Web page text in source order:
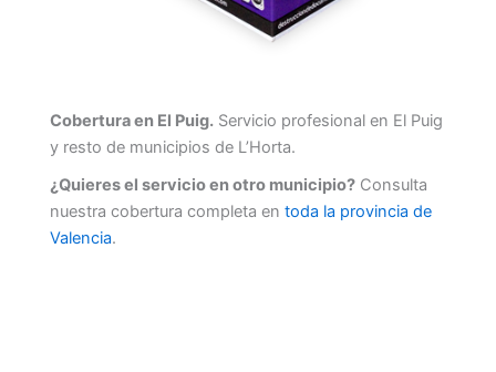
Cobertura en El Puig. Servicio profesional en El Puig
y resto de municipios de L’Horta.
¿Quieres el servicio en otro municipio? Consulta
nuestra cobertura completa en toda la provincia de
Valencia.